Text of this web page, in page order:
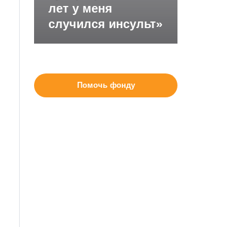
лет у меня
случился инсульт»
Помочь фонду